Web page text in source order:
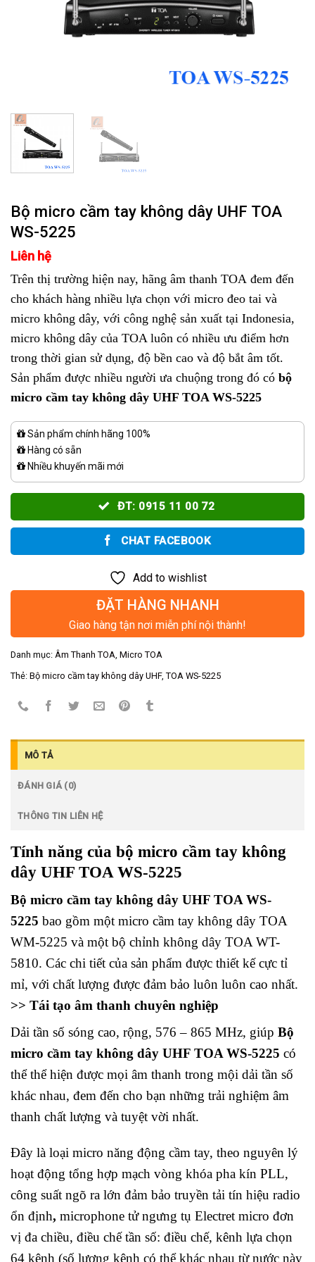
Bộ micro cầm tay không dây UHF TOA
WS-5225
Liên hệ
Trên thị trường hiện nay, hãng âm thanh TOA đem đến
cho khách hàng nhiều lựa chọn với micro đeo tai và
micro không dây, với công nghệ sản xuất tại Indonesia,
micro không dây của TOA luôn có nhiều ưu điểm hơn
trong thời gian sử dụng, độ bền cao và độ bắt âm tốt.
Sản phẩm được nhiều người ưa chuộng trong đó có bộ
micro cầm tay không dây UHF TOA WS-5225
Sản phẩm chính hãng 100%
Hàng có sẵn
Nhiều khuyến mãi mới
ĐT: 0915 11 00 72
CHAT FACEBOOK
Add to wishlist
ĐẶT HÀNG NHANH
Giao hàng tận nơi miễn phí nội thành!
Danh mục: Âm Thanh TOA Micro TOA
Thẻ: Bộ micro cầm tay không dây UHF, TOA WS-5225
MÔ TẢ
ĐÁNH GIÁ (0)
THÔNG TIN LIÊN HỆ
Tính năng của bộ micro cầm tay không
dây UHF TOA WS-5225
Bộ micro cầm tay không dây UHF TOA WS-
5225 bao gồm một micro cầm tay không dây TOA
WM-5225 và một bộ chỉnh không dây TOA WT-
5810. Các chi tiết của sản phẩm được thiết kế cực tỉ
mỉ, với chất lượng được đảm bảo luôn luôn cao nhất.
>> Tái tạo âm thanh chuyên nghiệp
Dải tần số sóng cao, rộng, 576 – 865 MHz, giúp Bộ
micro cầm tay không dây UHF TOA WS-5225 có
thể thể hiện được mọi âm thanh trong mội dải tần số
khác nhau, đem đến cho bạn những trải nghiệm âm
thanh chất lượng và tuyệt vời nhất.
Đây là loại micro năng động cầm tay, theo nguyên lý
hoạt động tổng hợp mạch vòng khóa pha kín PLL,
công suất ngõ ra lớn đảm bảo truyền tải tín hiệu radio
ổn định, microphone tử ngưng tụ Electret micro đơn
vị đa chiều, điều chế tần số: điều chế, kênh lựa chọn
64 kênh (số lượng kênh có thể khác nhau từ nước này